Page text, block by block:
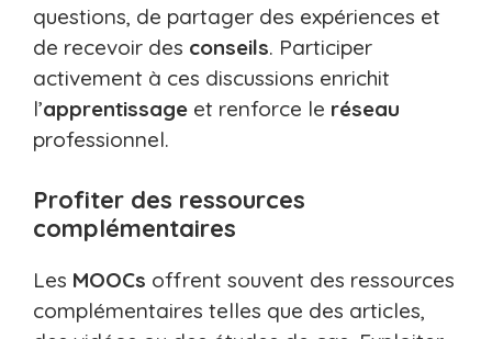
questions, de partager des expériences et
de recevoir des conseils. Participer
activement à ces discussions enrichit
l’apprentissage et renforce le réseau
professionnel.
Profiter des ressources
complémentaires
Les MOOCs offrent souvent des ressources
complémentaires telles que des articles,